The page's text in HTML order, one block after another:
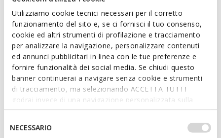
Utilizziamo cookie tecnici necessari per il corretto
funzionamento del sito e, se ci fornisci il tuo consenso,
cookie ed altri strumenti di profilazione e tracciamento
per analizzare la navigazione, personalizzare contenuti
ed annunci pubblicitari in linea con le tue preferenze e
fornire funzionalità dei social media. Se chiudi questo
banner continuerai a navigare senza cookie e strumenti
di tracciamento, ma selezionando ACCETTA TUTTI
godrai invece di una navigazione personalizzata sulla
base dei tuoi gusti ed interessi. Selezionando
IMPOSTAZIONI potrai anche scegliere quali cookies ed
altri strumenti di tracciamento autorizzare. Per maggiori
NECESSARIO
SOSTENIBILE
SPHERICA EC17 UOMO
Scarpe stringate in camoscio
€66,15
2 COLORI
Price reduced from
€135,00
to
Prezzo di listino
-51%
€67,50 Prezzo precedente -2%
FLEXTRIDE UOMO
Mocassini da barca
€78,92
3 COLORI
Price reduced from
€99,90
to
Prezzo di listino
-21%
€79,92 Prezzo precedente -1%